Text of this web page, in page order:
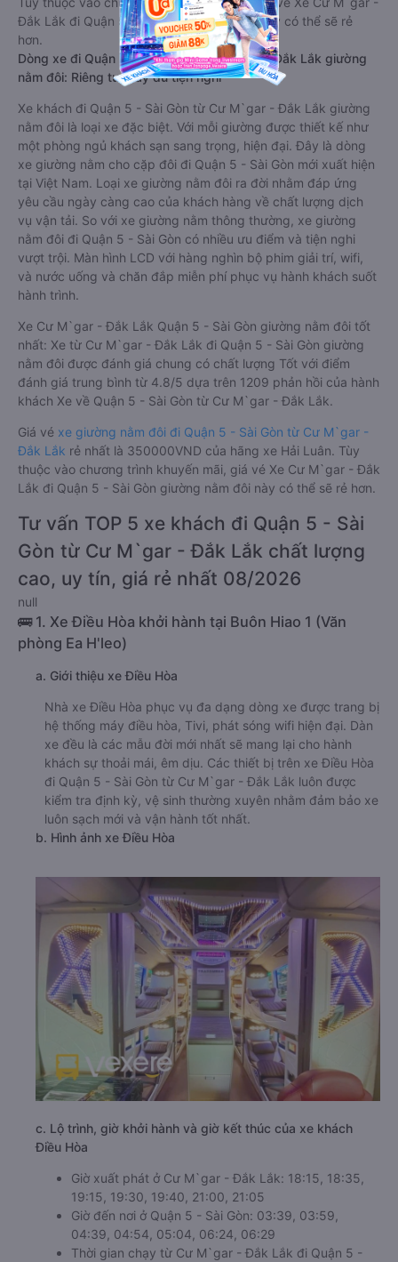
Đắk Lắk đi Quận 5 - Sài Gòn giường nằm này có thể sẽ rẻ
hơn.
Dòng xe đi Quận 5 - Sài Gòn từ Cư M`gar - Đắk Lắk giường
nằm đôi: Riêng tư, đầy đủ tiện nghi
Xe khách đi Quận 5 - Sài Gòn từ Cư M`gar - Đắk Lắk giường
nằm đôi là loại xe đặc biệt. Với mỗi giường được thiết kế như
một phòng ngủ khách sạn sang trọng, hiện đại. Đây là dòng
xe giường nằm cho cặp đôi đi Quận 5 - Sài Gòn mới xuất hiện
tại Việt Nam. Loại xe giường nằm đôi ra đời nhằm đáp ứng
yêu cầu ngày càng cao của khách hàng về chất lượng dịch
vụ vận tải. So với xe giường nằm thông thường, xe giường
nằm đôi đi Quận 5 - Sài Gòn có nhiều ưu điểm và tiện nghi
vượt trội. Màn hình LCD với hàng nghìn bộ phim giải trí, wifi,
và nước uống và chăn đắp miễn phí phục vụ hành khách suốt
hành trình.
Xe Cư M`gar - Đắk Lắk Quận 5 - Sài Gòn giường nằm đôi tốt
nhất: Xe từ Cư M`gar - Đắk Lắk đi Quận 5 - Sài Gòn giường
nằm đôi được đánh giá chung có chất lượng Tốt với điểm
đánh giá trung bình từ 4.8/5 dựa trên 1209 phản hồi của hành
khách Xe về Quận 5 - Sài Gòn từ Cư M`gar - Đắk Lắk.
Giá vé xe giường nằm đôi đi Quận 5 - Sài Gòn từ Cư M`gar -
Đắk Lắk rẻ nhất là 350000VND của hãng xe Hải Luân. Tùy
thuộc vào chương trình khuyến mãi, giá vé Xe Cư M`gar - Đắk
Lắk đi Quận 5 - Sài Gòn giường nằm đôi này có thể sẽ rẻ hơn.
Tư vấn TOP 5 xe khách đi Quận 5 - Sài
Gòn từ Cư M`gar - Đắk Lắk chất lượng
cao, uy tín, giá rẻ nhất 08/2026
null
🚌 1. Xe Điều Hòa khởi hành tại Buôn Hiao 1 (Văn
phòng Ea H'leo)
a. Giới thiệu xe Điều Hòa
Nhà xe Điều Hòa phục vụ đa dạng dòng xe được trang bị
hệ thống máy điều hòa, Tivi, phát sóng wifi hiện đại. Dàn
xe đều là các mẫu đời mới nhất sẽ mang lại cho hành
khách sự thoải mái, êm dịu. Các thiết bị trên xe Điều Hòa
đi Quận 5 - Sài Gòn từ Cư M`gar - Đắk Lắk luôn được
kiểm tra định kỳ, vệ sinh thường xuyên nhằm đảm bảo xe
luôn sạch mới và vận hành tốt nhất.
b. Hình ảnh xe Điều Hòa
c. Lộ trình, giờ khởi hành và giờ kết thúc của xe khách
Điều Hòa
Giờ xuất phát ở Cư M`gar - Đắk Lắk: 18:15, 18:35,
19:15, 19:30, 19:40, 21:00, 21:05
Giờ đến nơi ở Quận 5 - Sài Gòn: 03:39, 03:59,
04:39, 04:54, 05:04, 06:24, 06:29
Thời gian chạy từ Cư M`gar - Đắk Lắk đi Quận 5 -